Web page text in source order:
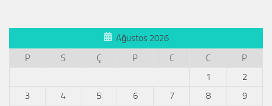
Ağustos 2026
P
S Ç P C C
P
1
2
3
4 5 6 7 8
9